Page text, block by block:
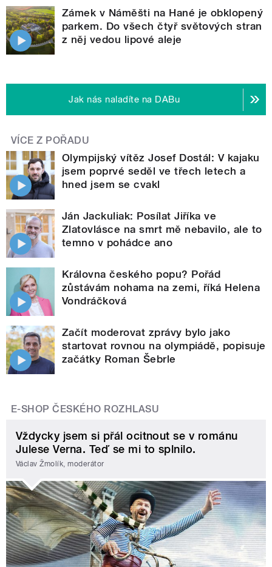
Zámek v Náměšti na Hané je obklopený
parkem. Do všech čtyř světových stran
z něj vedou lipové aleje
Jak nás naladíte na DABu
VÍCE Z POŘADU
Olympijský vítěz Josef Dostál: V kajaku
jsem poprvé seděl ve třech letech a
hned jsem se cvakl
Ján Jackuliak: Posílat Jiříka ve
Zlatovlásce na smrt mě nebavilo, ale to
temno v pohádce ano
Královna českého popu? Pořád
zůstávám nohama na zemi, říká Helena
Vondráčková
Začít moderovat zprávy bylo jako
startovat rovnou na olympiádě, popisuje
začátky Roman Šebrle
E-SHOP ČESKÉHO ROZHLASU
Vždycky jsem si přál ocitnout se v románu
Julese Verna. Teď se mi to splnilo.
Václav Žmolík, moderátor